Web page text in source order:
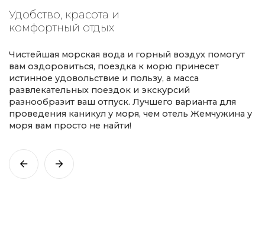
Удобство, красота и
комфортный отдых
Чистейшая морская вода и горный воздух помогут
вам оздоровиться, поездка к морю принесет
истинное удовольствие и пользу, а масса
развлекательных поездок и экскурсий
разнообразит ваш отпуск. Лучшего варианта для
проведения каникул у моря, чем отель Жемчужина у
моря вам просто не найти!